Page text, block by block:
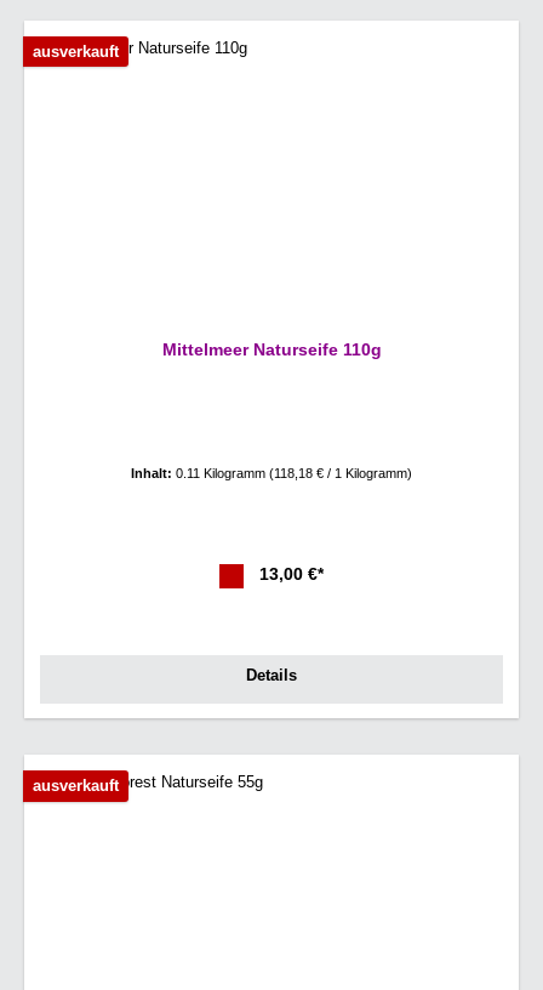
ausverkauft
Mittelmeer Naturseife 110g
Inhalt: 0.11 Kilogramm (118,18 € / 1 Kilogramm)
13,00 €*
Details
ausverkauft